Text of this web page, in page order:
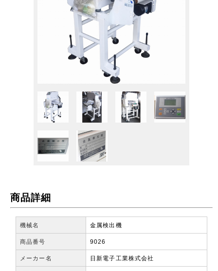
商品詳細
機械名 金属検出機
商品番号 9026
メーカー名 日新電子工業株式会社